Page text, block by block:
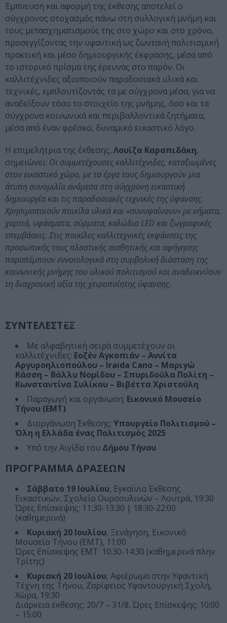
Έμπνευση και αφορμή της έκθεσης αποτελεί ο
σύγχρονος στοχασμός πάνω στη συλλογική μνήμη και
τους μετασχηματισμούς της στο χώρο και στο χρόνο,
προσεγγίζοντας την υφαντική ως ζωντανή πολιτισμική
πρακτική και μέσο δημιουργικής έκφρασης, μέσα από
το ιστορικό πρίσμα της έρευνας στο παρόν. Οι
καλλιτέχνιδες αξιοποιούν παραδοσιακά υλικά και
τεχνικές, εμπλουτίζοντάς τα με σύγχρονα μέσα, για να
αναδείξουν τόσο το στοιχείο της μνήμης, όσο και τα
σύγχρονα κοινωνικά και περιβαλλοντικά ζητήματα,
μέσα από έναν φρέσκο, δυναμικό εικαστικό λόγο.
Η επιμελήτρια της έκθεσης, Λουίζα Καραπιδάκη,
σημειώνει: Οι συμμετέχουσες καλλιτέχνιδες, καταξιωμένες
στον εικαστικό χώρο, με τα έργα τους δημιουργούν μια
άτυπη συνομιλία ανάμεσα στη σύγχρονη εικαστική
δημιουργία και τις παραδοσιακές τεχνικές της ύφανσης.
Χρησιμοποιούν ποικίλα υλικά και «συνυφαίνουν» με νήματα,
χαρτιά, υφάσματα, σύρματα, καλώδια LED και ζωγραφικές
επεμβάσεις. Στις ποικίλες καλλιτεχνικές εκφάνσεις της
προσωπικής τους πλαστικής αισθητικής και αφήγησης
παραπέμπουν εννοιολογικά στη συμβολική διάσταση της
κοινωνικής μνήμης του υλικού πολιτισμού και αναδεικνύουν
τη διαχρονική αξία της χειροποίητης ύφανσης.
ΣΥΝΤΕΛΕΣΤΕΣ
Με αλφαβητική σειρά συμμετέχουν οι
καλλιτέχνιδες: Εοζέν Αγκοπιάν – Αννίτα
Αργυροηλιοπούλου – Iraida Cano – Μαριγώ
Κάσση – Βάλλυ Νομίδου – Σπυριδούλα Πολίτη –
Κωνσταντίνα Συλίκου – Βιβέττα Χριστούλη
Παραγωγή και οργάνωση: Εικονικό Μουσείο
Τήνου (ΕΜΤ)
Διοργάνωση Έκθεσης: Υπουργείο Πολιτισμού –
Όλη η Ελλάδα ένας Πολιτισμός 2025
Υπό την Αιγίδα του Δήμου Τήνου
ΠΡΟΓΡΑΜΜΑ ΔΡΑΣΕΩΝ
Σάββατο 19 Ιουλίου, Εγκαίνια Έκθεσης
Εικαστικών, Σχολείο Ουρσουλινών – Λουτρά, 19:30
Ώρες Επίσκεψης: 11:30-13:30 | 18:30-22:00
(καθημερινά)
Κυριακή 20 Ιουλίου, Ξενάγηση, Εικονικό
Μουσείο Τήνου (ΕΜΤ), 11:00
Ώρες Επίσκεψης ΕΜΤ: 10:30-14:30 (καθημερινά πλην
Τρίτης)
Κυριακή 20 Ιουλίου, Αφιέρωμα στην Υφαντική
Τέχνη της Τήνου, Ζαρίφειος Υφαντουργική Σχολή,
Χώρα, 19:30
Διάρκεια έκθεσης: 20/7 – 31/8, Ώρες Επίσκεψης: 10:00
– 15:00